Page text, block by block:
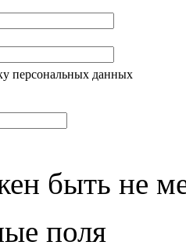
персональных данных
быть не
поля